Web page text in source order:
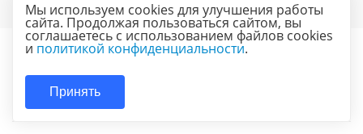
Палитра цветов
Мы используем cookies для улучшения работы
сайта. Продолжая пользоваться сайтом, вы
соглашаетесь с использованием файлов cookies
и политикой конфиденциальности.
Принять